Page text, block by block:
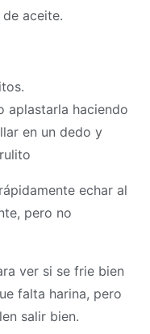
aceite.
aplastarla haciendo
en un dedo y
echar al
pero no
ver si se frie bien
falta harina, pero
salir bien.